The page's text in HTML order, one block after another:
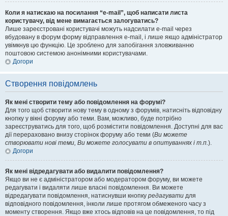
Коли я натискаю на посилання “e-mail”, щоб написати листа
користувачу, від мене вимагається залогуватись?
Лише зареєстровані користувачі можуть надсилати e-mail через
вбудовану в форум форму відправлення e-mail, і лише якщо адміністратор
увімкнув цю функцію. Це зроблено для запобігання зловживанню
поштовою системою анонімними користувачами.
Догори
Створення повідомлень
Як мені створити тему або повідомлення на форумі?
Для того щоб створити нову тему в одному з форумів, натисніть відповідну
кнопку у вікні форуму або теми. Вам, можливо, буде потрібно
зареєструватись для того, щоб розмістити повідомлення. Доступні для вас
дії перераховано внизу сторінок форуму або теми (Ви можете
створювати нові теми, Ви можете голосувати в опитуваннях і т.п.).
Догори
Як мені відредагувати або видалити повідомлення?
Якщо ви не є адміністратором або модератором форуму, ви можете
редагувати і видаляти лише власні повідомлення. Ви можете
відредагувати повідомлення, натиснувши кнопку редагувати для
відповідного повідомлення, інколи лише протягом обмеженого часу з
моменту створення. Якщо вже хтось відповів на це повідомлення, то під